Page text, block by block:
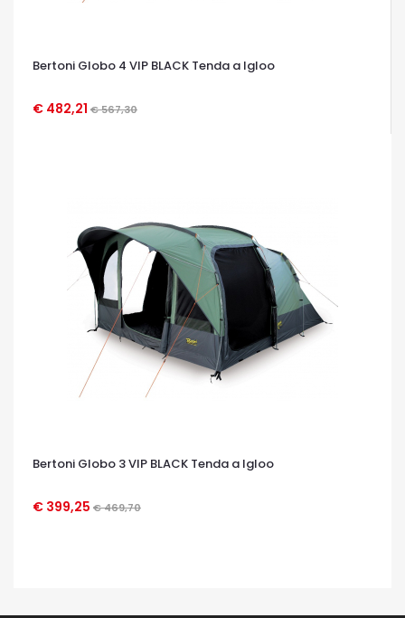
Bertoni Globo 4 VIP BLACK Tenda a Igloo
€ 482,21 € 567,30
OCCHIATA VELOCE
Bertoni Globo 3 VIP BLACK Tenda a Igloo
€ 399,25 € 469,70
OCCHIATA VELOCE